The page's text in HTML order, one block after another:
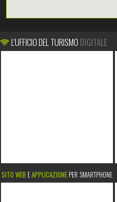
L'UFFICIO DEL TURISMO DIGITALE
SITO WEB EAPPLICAZIONE PER SMARTPHONE